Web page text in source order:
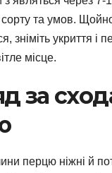
сорту та умов.
зніміть укриття і
місце.
за
перцю ніжні й